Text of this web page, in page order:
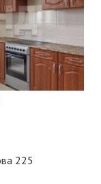
225